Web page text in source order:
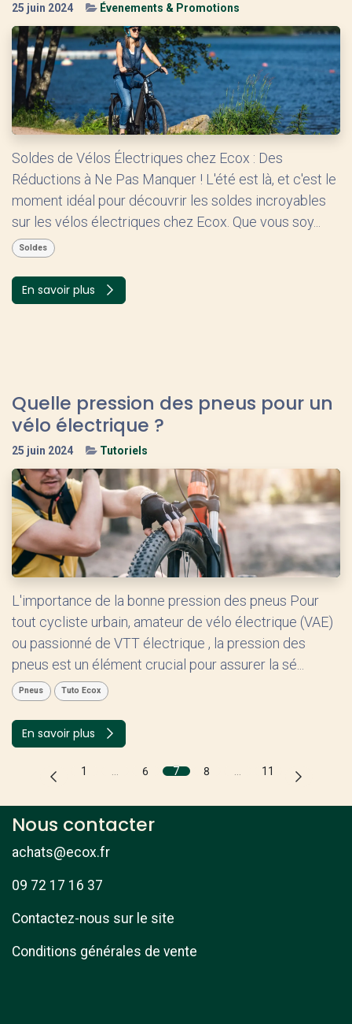
25 juin 2024 Évenements & Promotions
Soldes de Vélos Électriques chez Ecox : Des
Réductions à Ne Pas Manquer ! L'été est là, et c'est le
moment idéal pour découvrir les soldes incroyables
sur les vélos électriques chez Ecox. Que vous soy...
Soldes
En savoir plus
Quelle pression des pneus pour un
vélo électrique ?
25 juin 2024 Tutoriels
L'importance de la bonne pression des pneus Pour
tout cycliste urbain, amateur de vélo électrique (VAE)
ou passionné de VTT électrique , la pression des
pneus est un élément crucial pour assurer la sé...
Pneus Tuto Ecox
En savoir plus
1 6 7 8 11
Nous contacter
achats@ecox.fr
09 72 17 16 37
Contactez-nous sur le site
Conditions générales de vente